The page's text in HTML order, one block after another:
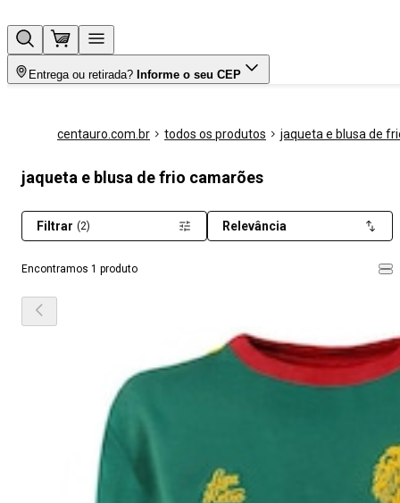
Entrega ou retirada? Informe o seu CEP
centauro.com.br todos os produtos jaqueta e blusa de
jaqueta e blusa de frio camarões
Encontramos 1 produto
Filtrar (2) Relevância